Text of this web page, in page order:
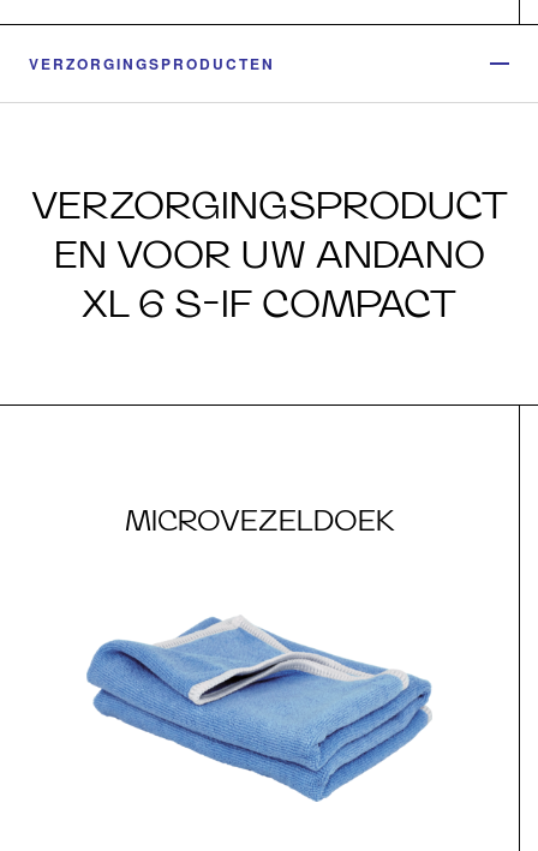
VERZORGINGSPRODUCTEN
VERZORGINGSPRODUCT
EN VOOR UW ANDANO
XL 6 S-IF COMPACT
MICROVEZELDOEK